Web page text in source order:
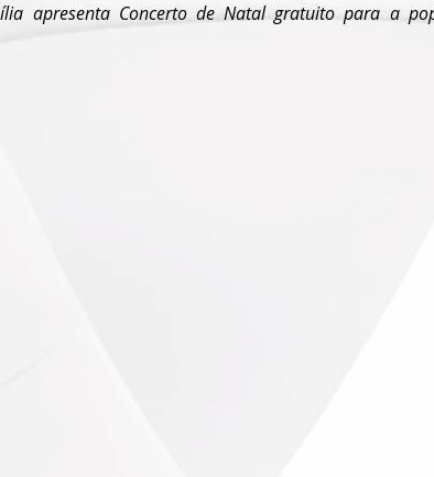
apresenta Concerto de Natal gratuito para a